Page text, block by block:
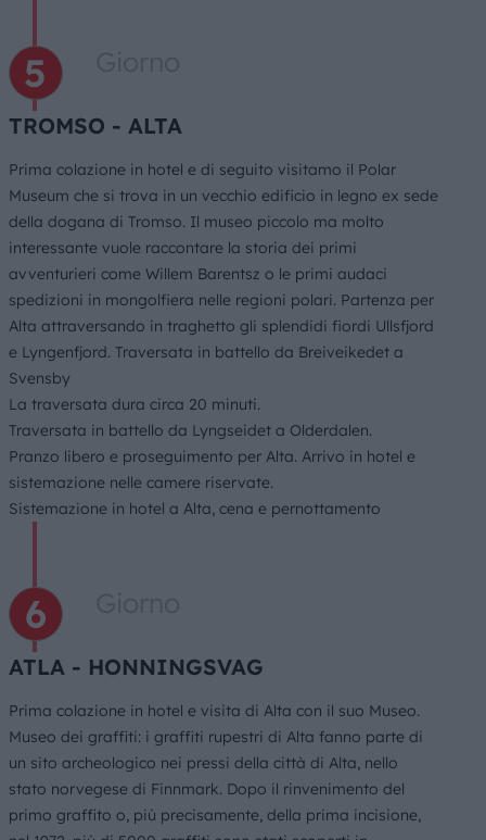
TROMSO - ALTA
Prima colazione in hotel e di seguito visitamo il Polar
Museum che si trova in un vecchio edificio in legno ex sede
della dogana di Tromso. Il museo piccolo ma molto
interessante vuole raccontare la storia dei primi
avventurieri come Willem Barentsz o le primi audaci
spedizioni in mongolfiera nelle regioni polari. Partenza per
Alta attraversando in traghetto gli splendidi fiordi Ullsfjord
e Lyngenfjord. Traversata in battello da Breiveikedet a
Svensby
La traversata dura circa 20 minuti.
Traversata in battello da Lyngseidet a Olderdalen.
Pranzo libero e proseguimento per Alta. Arrivo in hotel e
sistemazione nelle camere riservate.
Sistemazione in hotel a Alta, cena e pernottamento
ATLA - HONNINGSVAG
Prima colazione in hotel e visita di Alta con il suo Museo.
Museo dei graffiti: i graffiti rupestri di Alta fanno parte di
un sito archeologico nei pressi della città di Alta, nello
stato norvegese di Finnmark. Dopo il rinvenimento del
primo graffito o, più precisamente, della prima incisione,